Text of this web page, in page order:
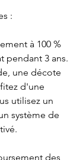
:
à 100 %
pendant 3 ans.
une décote
d'une
utilisez un
système de
des